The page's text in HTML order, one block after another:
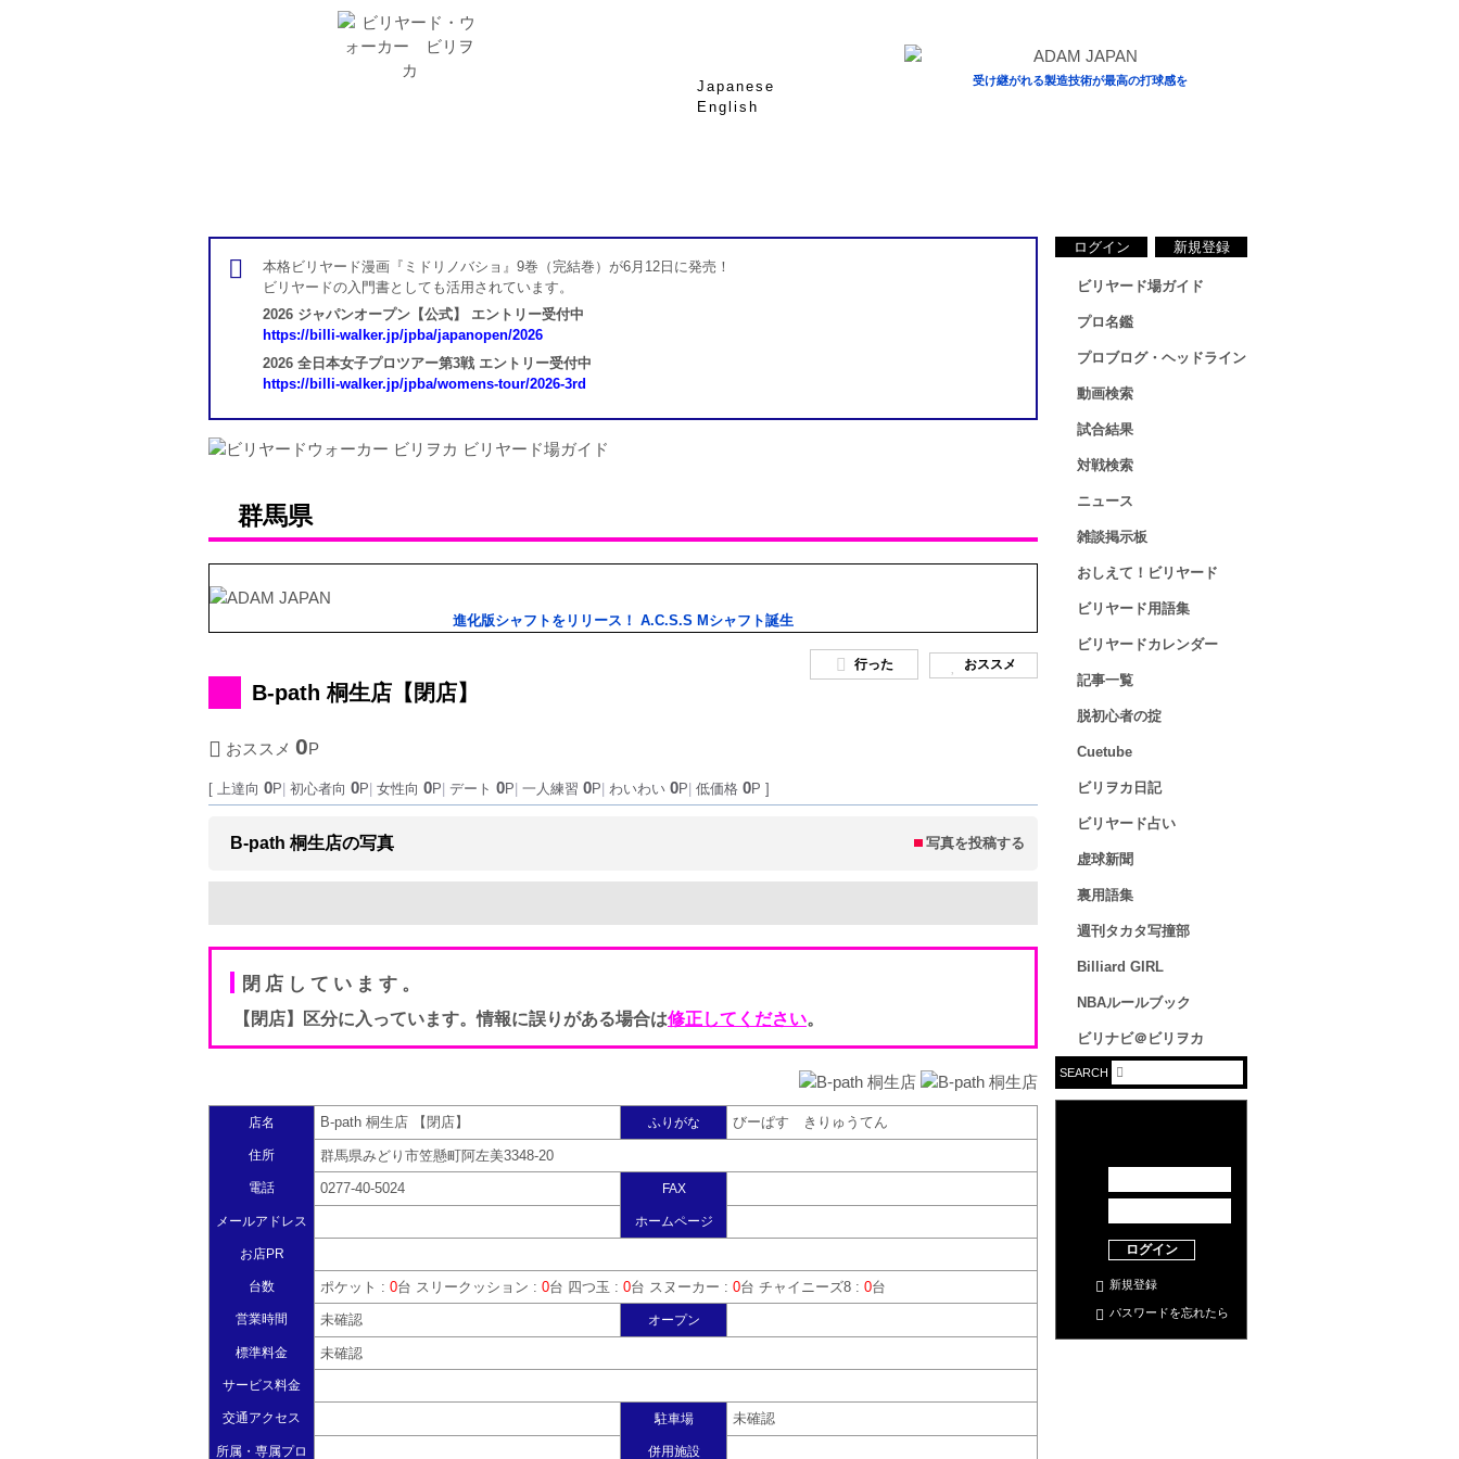
Japanese
English
受け継がれる製造技術が最高の打球感を
本格ビリヤード漫画『ミドリノバショ』9巻（完結巻）が6月12日に発売！
ビリヤードの入門書としても活用されています。
2026 ジャパンオープン【公式】 エントリー受付中
https://billi-walker.jp/jpba/japanopen/2026
2026 全日本女子プロツアー第3戦 エントリー受付中
https://billi-walker.jp/jpba/womens-tour/2026-3rd
群馬県
進化版シャフトをリリース！ A.C.S.S Mシャフト誕生
行った おススメ
B-path 桐生店 【閉店】
おススメ 0P
[ 上達向 0P 初心者向 0P 女性向 0P デート 0P 一人練習 0P わいわい 0P 低価格 0P ]
B-path 桐生店の写真 写真を投稿する
閉店しています。
【閉店】区分に入っています。情報に誤りがある場合は修正してください。
店名 B-path 桐生店 【閉店】 ふりがな びーぱす きりゅうてん
住所 群馬県みどり市笠懸町阿左美3348-20
電話 0277-40-5024 FAX
メールアドレス ホームページ
お店PR
台数 ポケット : 0台 スリークッション : 0台 四つ玉 : 0台 スヌーカー : 0台 チャイニーズ8 : 0台
営業時間 未確認 オープン
標準料金 未確認
サービス料金
交通アクセス 駐車場 未確認
所属・専属プロ 併用施設
ログイン 新規登録
ビリヤード場ガイド
プロ名鑑
プロブログ・ヘッドライン
動画検索
試合結果
対戦検索
ニュース
雑談掲示板
おしえて！ビリヤード
ビリヤード用語集
ビリヤードカレンダー
記事一覧
脱初心者の掟
Cuetube
ビリヲカ日記
ビリヤード占い
虚球新聞
裏用語集
週刊タカタ写撞部
Billiard GIRL
NBAルールブック
ビリナビ＠ビリヲカ
SEARCH
ログイン
新規登録
パスワードを忘れたら